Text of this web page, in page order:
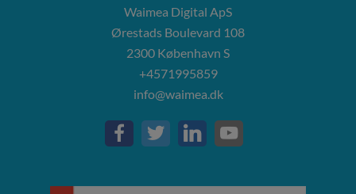
Waimea Digital ApS
Ørestads Boulevard 108
2300 København S
+4571995859
info@waimea.dk